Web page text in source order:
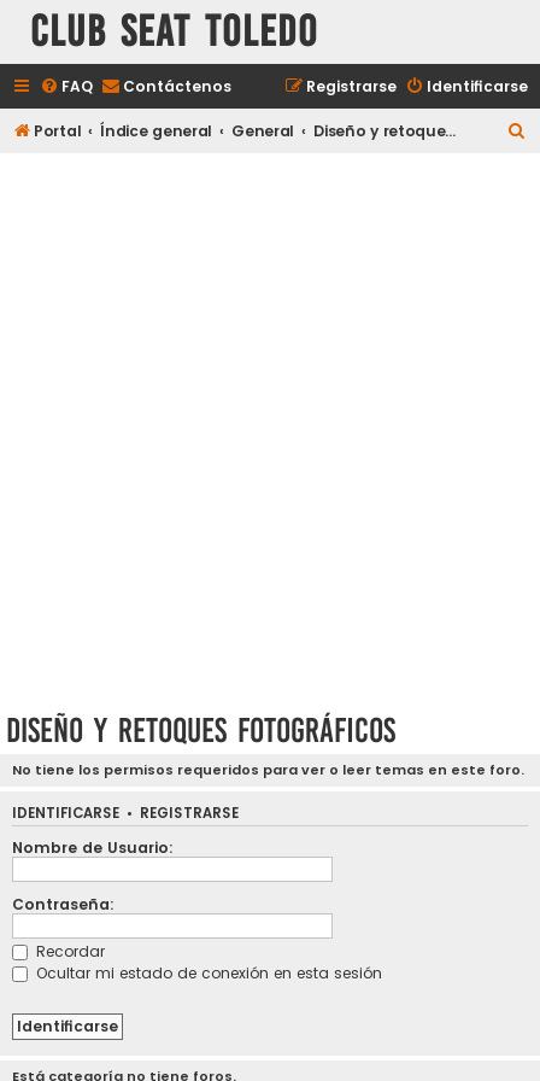
Club Seat Toledo
FAQ Contáctenos Identificarse
Registrarse
Portal Índice general General Diseño y retoques fotográficos
Diseño y retoques fotográficos
No tiene los permisos requeridos para ver o leer temas en este foro.
IDENTIFICARSE • REGISTRARSE
Nombre de Usuario:
Contraseña:
Recordar
Ocultar mi estado de conexión en esta sesión
Está categoría no tiene foros.